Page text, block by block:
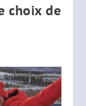
choix de